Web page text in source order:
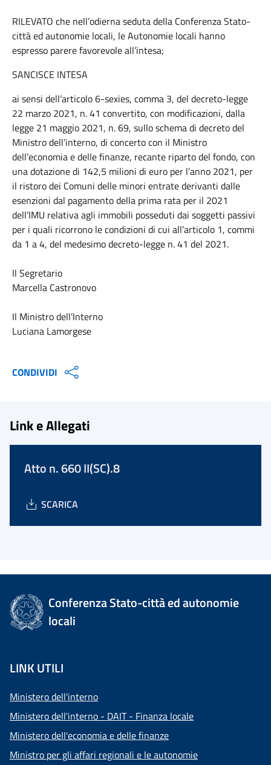
RILEVATO che nell’odierna seduta della Conferenza Stato-
città ed autonomie locali, le Autonomie locali hanno
espresso parere favorevole all’intesa;
SANCISCE INTESA
ai sensi dell’articolo 6-sexies, comma 3, del decreto-legge
22 marzo 2021, n. 41 convertito, con modificazioni, dalla
legge 21 maggio 2021, n. 69, sullo schema di decreto del
Ministro dell’interno, di concerto con il Ministro
dell’economia e delle finanze, recante riparto del fondo, con
una dotazione di 142,5 milioni di euro per l’anno 2021, per
il ristoro dei Comuni delle minori entrate derivanti dalle
esenzioni dal pagamento della prima rata per il 2021
dell’IMU relativa agli immobili posseduti dai soggetti passivi
per i quali ricorrono le condizioni di cui all’articolo 1, commi
da 1 a 4, del medesimo decreto-legge n. 41 del 2021.
Il Segretario
Marcella Castronovo
Il Ministro dell’Interno
Luciana Lamorgese
CONDIVIDI
Link e Allegati
Atto n. 660 II(SC).8
SCARICA
Conferenza Stato-città ed autonomie
locali
LINK UTILI
Ministero dell'interno
Ministero dell'interno - DAIT - Finanza locale
Ministero dell'economia e delle finanze
Ministro per gli affari regionali e le autonomie